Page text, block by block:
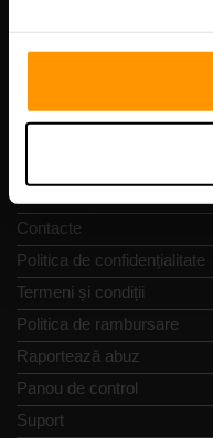
Contacte
Politica de confidențialitate
Termeni și condiții
Politica de rambursare
Raportează abuz
Panou de control
Suport